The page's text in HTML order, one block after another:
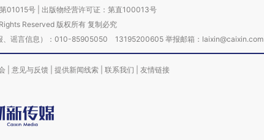
01015号| 出版物经营许可证：第直100013号
Reserved 版权所有 复制必究
、谣言信息）：010-85905050 13195200605 举报邮箱：laixin@caixin.com
意见与反馈 提供新闻线索 联系我们 友情链接